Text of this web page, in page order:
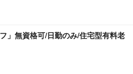
」無資格可/日勤のみ/住宅型有料老